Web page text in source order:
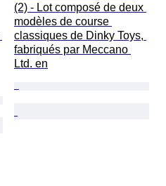
(2) - Lot composé de deux
modèles de course
classiques de Dinky Toys,
fabriqués par Meccano
Ltd. en